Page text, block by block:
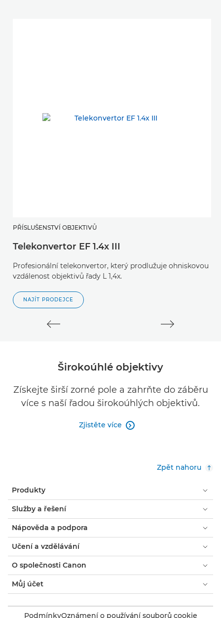
PŘÍSLUŠENSTVÍ OBJEKTIVŮ
Telekonvertor EF 1.4x III
Profesionální telekonvertor, který prodlužuje ohniskovou
vzdálenost objektivů řady L 1,4x.
NAJÍT PRODEJCE
Širokoúhlé objektivy
Získejte širší zorné pole a zahrňte do záběru
více s naší řadou širokoúhlých objektivů.
Zjistěte více 
Zpět nahoru
Produkty
Služby a řešení
Nápověda a podpora
Učení a vzdělávání
O společnosti Canon
Můj účet
PodmínkyOznámení o používání souborů cookie